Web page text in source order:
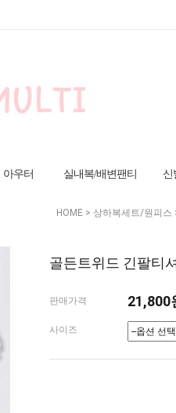
아우터 실내복/배변팬티 신
HOME > 상하복세트/원피스
골든트위드 긴팔티
판매가격 21,800
사이즈